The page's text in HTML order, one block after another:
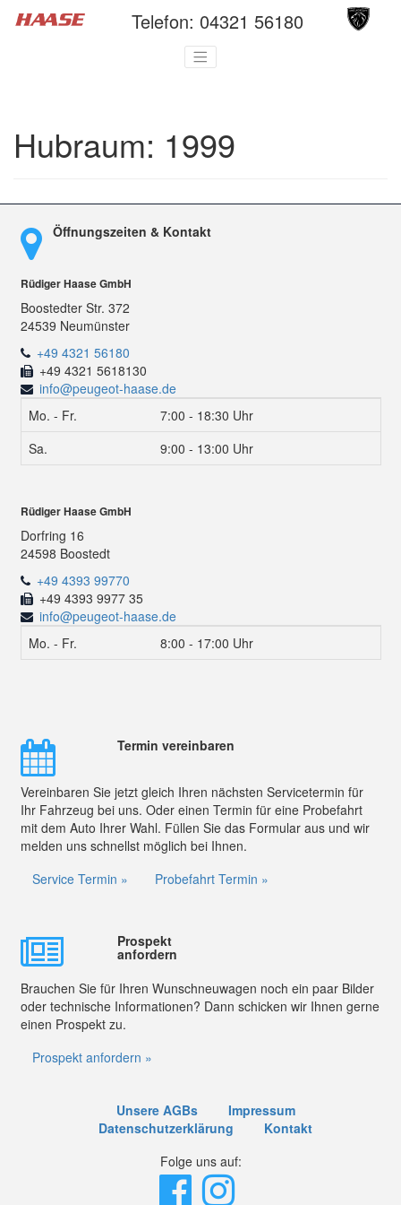
Telefon: 04321 56180
Hubraum: 1999
Öffnungszeiten & Kontakt
Rüdiger Haase GmbH
Boostedter Str. 372
24539 Neumünster
+49 4321 56180
+49 4321 5618130
info@peugeot-haase.de
Mo. - Fr.
7:00 - 18:30 Uhr
Sa.
9:00 - 13:00 Uhr
Rüdiger Haase GmbH
Dorfring 16
24598 Boostedt
+49 4393 99770
+49 4393 9977 35
info@peugeot-haase.de
Mo. - Fr.
8:00 - 17:00 Uhr
Termin vereinbaren
Vereinbaren Sie jetzt gleich Ihren nächsten Servicetermin für
Ihr Fahrzeug bei uns. Oder einen Termin für eine Probefahrt
mit dem Auto Ihrer Wahl. Füllen Sie das Formular aus und wir
melden uns schnellst möglich bei Ihnen.
Service Termin »
Probefahrt Termin »
Prospekt
anfordern
Brauchen Sie für Ihren Wunschneuwagen noch ein paar Bilder
oder technische Informationen? Dann schicken wir Ihnen gerne
einen Prospekt zu.
Prospekt anfordern »
Unsere AGBs
Impressum
Datenschutzerklärung
Kontakt
Folge uns auf: